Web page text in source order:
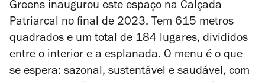
Greens inaugurou este espaço na Calçada
Patriarcal no final de 2023. Tem 615 metros
quadrados e um total de 184 lugares, divididos
entre o interior e a esplanada. O menu é o que
se espera: sazonal, sustentável e saudável, com